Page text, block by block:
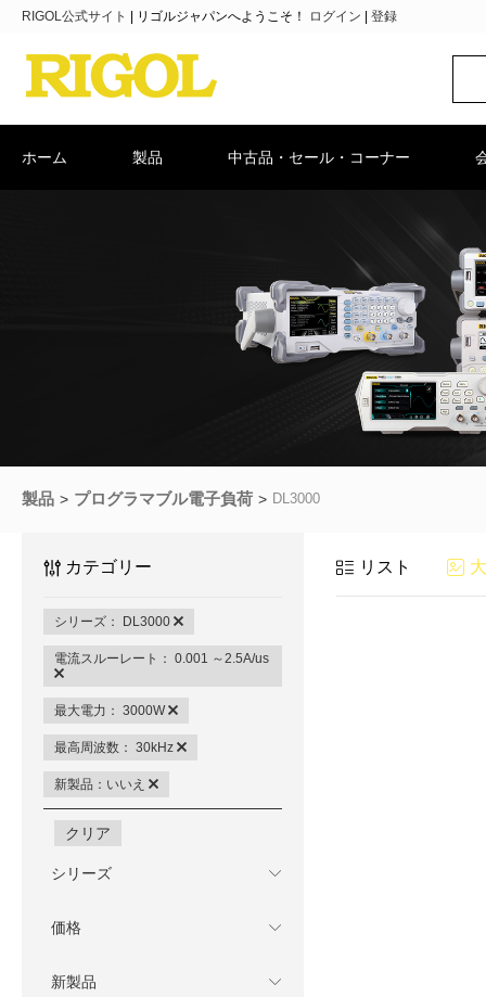
RIGOL公式サイト リゴルジャパンへようこそ！ ログイン 登録
ホーム 製品 中古品・セール・コーナー
製品 プログラマブル電子負荷 DL3000
カテゴリー
シリーズ： DL3000
電流スルーレート： 0.001 ～2.5A/us
最大電力： 3000W
最高周波数： 30kHz
新製品：いいえ
クリア
シリーズ
価格
新製品
リスト